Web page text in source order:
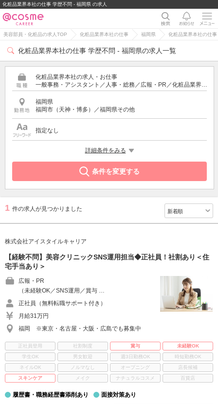
化粧品業界本社の仕事 学歴不問 - 福岡県 の求人
美容部員・化粧品の求人TOP 化粧品業界本社の仕事 福岡県 化粧品業界本社の仕
化粧品業界本社の仕事 学歴不問 - 福岡県の求人一覧
化粧品業界本社の求人・お仕事
一般事務・アシスタント／人事・総務／広報・PR／化粧品業界の営業・スーパーバイザー／通販・ECサイト運営／商品企画・研究開発
福岡県
福岡市（天神・博多）／福岡県その他
指定なし
詳細条件をみる
条件を変更する
1 件の求人が見つかりました
株式会社アイスタイルキャリア
【経験不問】美容クリニックSNS運用担当◆正社員！社割あり＜住
宅手当あり＞
広報・PR
（未経験OK／SNS運用／賞与 …
正社員（無料転職サポート付き）
月給31万円
福岡 ※東京・名古屋・大阪・広島でも募集中
正社員登用 社割制度 賞与
未経験OK
学生OK
男女歓迎 週3日勤務OK
時短勤務OK
ネイルOK
ノルマなし オープニング
店長候補
スキンケア
メイク ナチュラルコスメ 百貨店
履歴書・職務経歴書添削あり 面接対策あり